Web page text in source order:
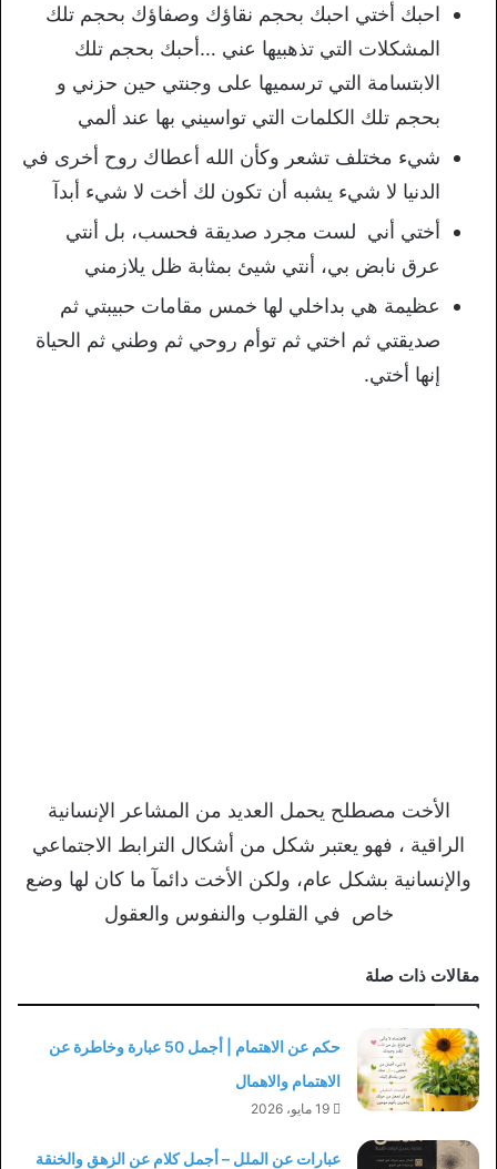
احبك أختي احبك بحجم نقاؤك وصفاؤك بحجم تلك
المشكلات التي تذهبيها عني …أحبك بحجم تلك
الابتسامة التي ترسميها على وجنتي حين حزني و
بحجم تلك الكلمات التي تواسيني بها عند ألمي
شيء مختلف تشعر وكأن الله أعطاك روح أخرى في
الدنيا لا شيء يشبه أن تكون لك أخت لا شيء أبدآ
أختي أني لست مجرد صديقة فحسب، بل أنتي
عرق نابض بي، أنتي شيئ بمثابة ظل يلازمني
عظيمة هي بداخلي لها خمس مقامات حبيبتي ثم
صديقتي ثم اختي ثم توأم روحي ثم وطني ثم الحياة
إنها أختي.
الأخت مصطلح يحمل العديد من المشاعر الإنسانية
الراقية ، فهو يعتبر شكل من أشكال الترابط الاجتماعي
والإنسانية بشكل عام، ولكن الأخت دائمآ ما كان لها وضع
خاص في القلوب والنفوس والعقول
مقالات ذات صلة
حكم عن الاهتمام | أجمل 50 عبارة وخاطرة عن
الاهتمام والاهمال
19 مايو، 2026
عبارات عن الملل – أجمل كلام عن الزهق والخنقة